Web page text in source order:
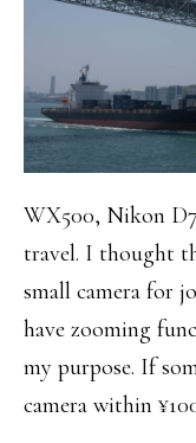
持
て
い
く
WX500, Nikon
travel. I thought
small camera for
have zooming
my purpose. If
camera within